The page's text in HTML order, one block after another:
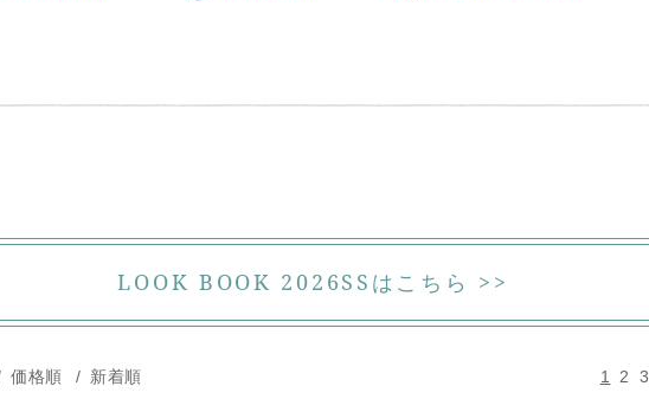
LOOK BOOK 2026SSはこちら >>
価格順 新着順 1 2 3